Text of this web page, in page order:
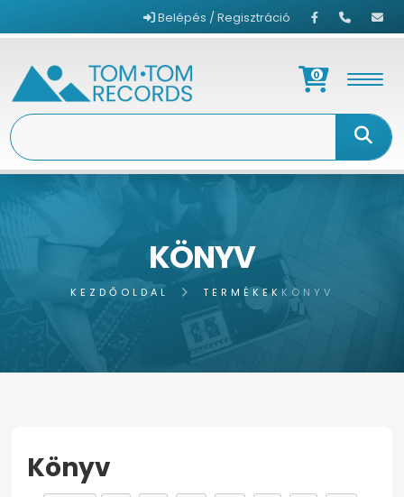
Belépés / Regisztráció
0
KÖNYV
KEZDŐOLDAL TERMÉKEK KÖNYV
Könyv